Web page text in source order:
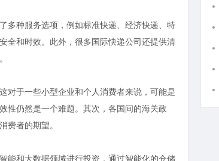
多种服务选项，例如标准快递、经济快递、特
全和时效。此外，很多国际快递公司还提供清
对于一些小型企业和个人消费者来说，可能是
性仍然是一个难题。其次，各国间的海关政
费者的期望。
能和大数据领域进行投资，通过智能化的仓储